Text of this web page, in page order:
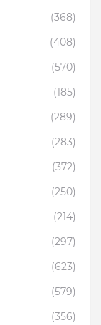
(368)
(408)
(570)
(185)
(289)
(283)
(372)
(250)
(214)
(297)
(623)
(579)
(356)